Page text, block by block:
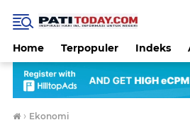
Home Terpopuler Indeks
› Ekonomi